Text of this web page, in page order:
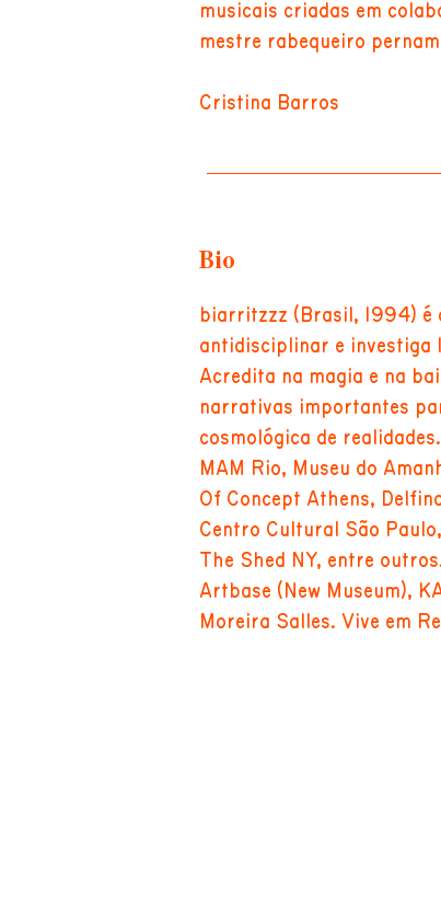
musicais criadas em
mestre rabequeiro
Cristina Barros
Bio
biarritzzz (Brasil, 1994)
antidisciplinar e investiga
Acredita na magia e na
narrativas importantes
cosmológica de
MAM Rio, Museu do
Of Concept Athens,
Centro Cultural São
The Shed NY, entre
Artbase (New Museum),
Moreira Salles. Vive em